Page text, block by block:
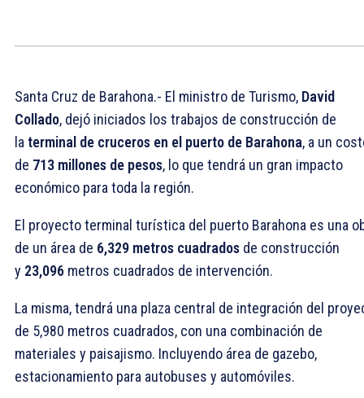
Santa Cruz de Barahona.- El ministro de Turismo, David
Collado, dejó iniciados los trabajos de construcción de
la terminal de cruceros en el puerto de Barahona, a un
de 713 millones de pesos, lo que tendrá un gran impacto
económico para toda la región.
El proyecto terminal turística del puerto Barahona es una
de un área de 6,329 metros cuadrados de construcción
y 23,096 metros cuadrados de intervención.
La misma, tendrá una plaza central de integración del
de 5,980 metros cuadrados, con una combinación de
materiales y paisajismo. Incluyendo área de gazebo,
estacionamiento para autobuses y automóviles.